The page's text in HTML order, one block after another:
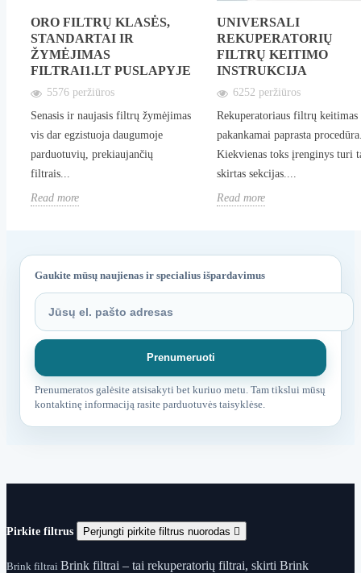
ORO FILTRŲ KLASĖS,
STANDARTAI IR
ŽYMĖJIMAS
FILTRAI1.LT PUSLAPYJE
5576 peržiūros
Senasis ir naujasis filtrų žymėjimas
vis dar egzistuoja daugumoje
parduotuvių, prekiaujančių
filtrais...
Read more
UNIVERSALI
REKUPERATORIŲ
FILTRŲ KEITIMO
INSTRUKCIJA
6252 peržiūros
Rekuperatoriaus filtrų keitimas
pakankamai paprasta
Kiekvienas toks įrenginys turi
skirtas sekcijas....
Read more
Gaukite mūsų naujienas ir specialius išpardavimus
Prenumeratos galėsite atsisakyti bet kuriuo metu. Tam tikslui mūsų
kontaktinę informaciją rasite parduotuvės taisyklėse.
Pirkite filtrus Perjungti pirkite filtrus nuorodas 
Brink filtrai Brink filtrai – tai rekuperatorių filtrai, skirti Brink